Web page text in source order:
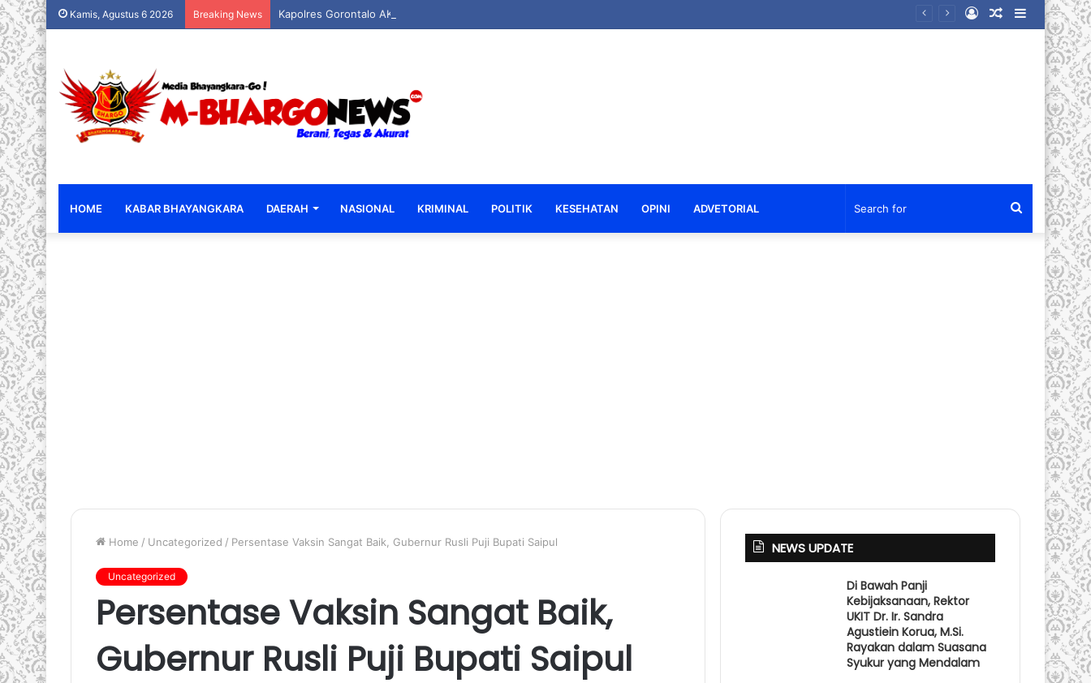
Kamis, Agustus 6 2026 Breaking News Kapolres Gorontalo AKBP Ki Ide Bagus Tri Apresiasi Bakti Sosial Polsek Boliyohuto Salurkan Air Bersih dan Sembako Sidebar
Random
Log
HOME KABAR BHAYANGKARA DAERAH NASIONAL KRIMINAL POLITIK KESEHATAN OPINI ADVETORIAL Search
Home / Uncategorized / Persentase Vaksin Sangat Baik, Gubernur Rusli Puji Bupati Saipul
Uncategorized
Persentase Vaksin Sangat Baik,
Gubernur Rusli Puji Bupati Saipul
NEWS UPDATE
Di Bawah Panji
Kebijaksanaan, Rektor
UKIT Dr. Ir. Sandra
Agustiein Korua, M.Si.
Rayakan dalam Suasana
Syukur yang Mendalam